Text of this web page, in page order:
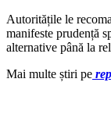
Autoritățile le
manifeste prudență
alternative până la
Mai multe știri pe